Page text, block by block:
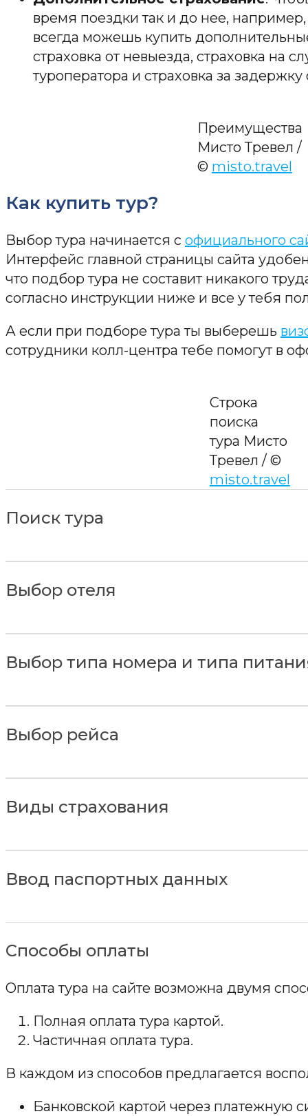
время поездки так и до нее,
всегда можешь купить
страховка от невыезда, страховка на
туроператора и страховка за задержку
Преимущества
Мисто Тревел /
© misto.travel
Как купить тур?
Выбор тура начинается с официального
Интерфейс главной страницы сайта
что подбор тура не составит никакого
согласно инструкции ниже и все у тебя
А если при подборе тура ты выберешь
сотрудники колл-центра тебе помогут в
Строка
поиска
тура Мисто
Тревел / ©
misto.travel
Поиск тура
Выбор отеля
Выбор типа номера и типа
Выбор рейса
Виды страхования
Ввод паспортных данных
Способы оплаты
Оплата тура на сайте возможна двумя
Полная оплата тура картой.
Частичная оплата тура.
В каждом из способов предлагается
Банковской картой через платежную